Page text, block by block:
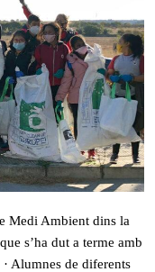
Medi Ambient dins la
s’ha dut a terme amb
Alumnes de diferents